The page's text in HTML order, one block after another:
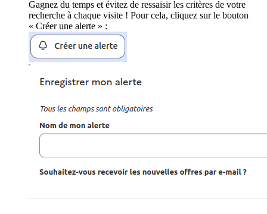
Gagnez du temps et évitez de ressaisir les critères de votre
recherche à chaque visite ! Pour cela, cliquez sur le bouton
« Créer une alerte » :